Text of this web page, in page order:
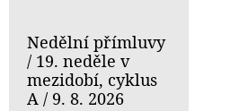
Nedělní přímluvy
/ 19. neděle v
mezidobí, cyklus
A / 9. 8. 2026